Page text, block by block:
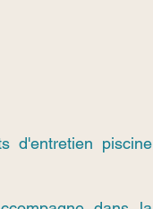
d'entretien piscine